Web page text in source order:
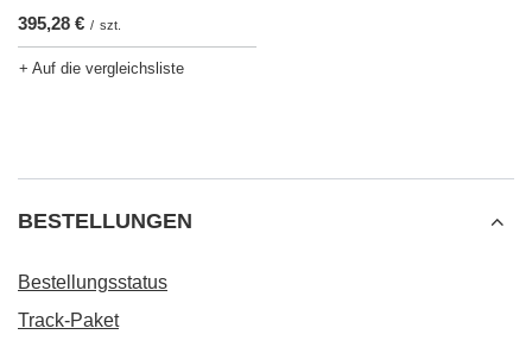
395,28 € / szt.
+ Auf die vergleichsliste
BESTELLUNGEN
Bestellungsstatus
Track-Paket